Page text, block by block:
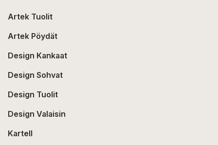
Artek Tuolit
Artek Pöydät
Design Kankaat
Design Sohvat
Design Tuolit
Design Valaisin
Kartell